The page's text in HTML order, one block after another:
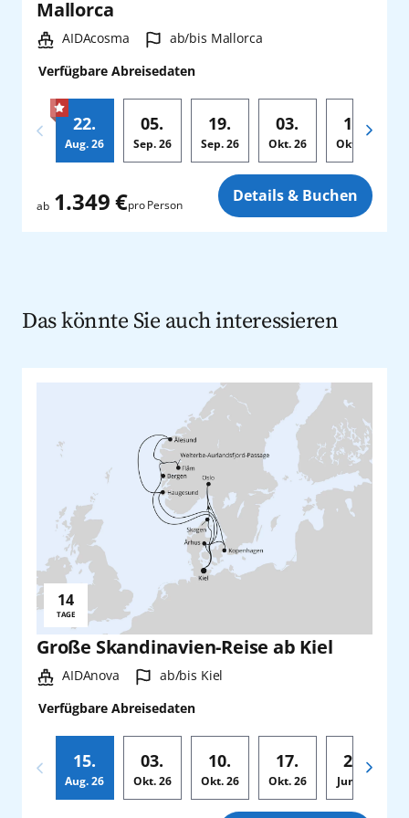
Mallorca
Schiff:
AIDAcosma Hafen:
ab/bis Mallorca
Verfügbare Abreisedaten
22.
Aug. 26
05.
Sep.26
19.
Sep.26
03.
Okt.26
17.
Okt.
ab 1.349 €pro Person Details & Buchen
Das könnte Sie auch interessieren
Große Skandinavien-Reise ab Kiel
Schiff:
AIDAnova Hafen:
ab/bis Kiel
Verfügbare Abreisedaten
15.
Aug. 26
03.
Okt.26
10.
Okt.26
17.
Okt.26
24.
Jun.
Reisedauer:
14
TAGE